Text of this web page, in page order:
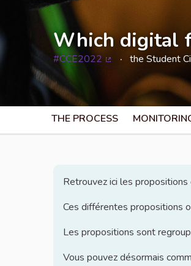
Which digital
#CCE2022 the Student
THE PROCESS
Retrouvez ici les
Ces différentes propositions
Les propositions sont
Vous pouvez désormais